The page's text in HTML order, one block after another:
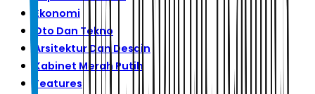
Ekonomi
Oto Dan Tekno
Arsitektur Dan Desain
Kabinet Merah Putih
Features